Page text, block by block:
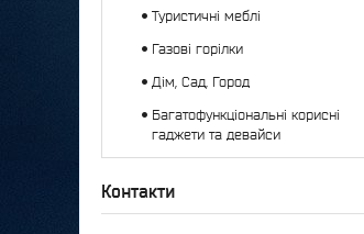
Туристичні меблі
Газові горілки
Дім, Сад, Город
Багатофункціональні корисні
гаджети та девайси
Контакти